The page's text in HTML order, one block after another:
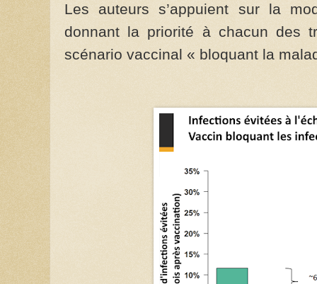
Les auteurs s’appuient sur la
donnant la priorité à chacun des
scénario vaccinal « bloquant la